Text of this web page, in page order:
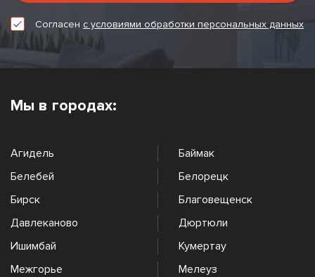
Согласен с условиями обработки персональных данных
Мы в городах:
Агидель
Баймак
Белебей
Белорецк
Бирск
Благовещенск
Давлеканово
Дюртюли
Ишимбай
Кумертау
Межгорье
Мелеуз